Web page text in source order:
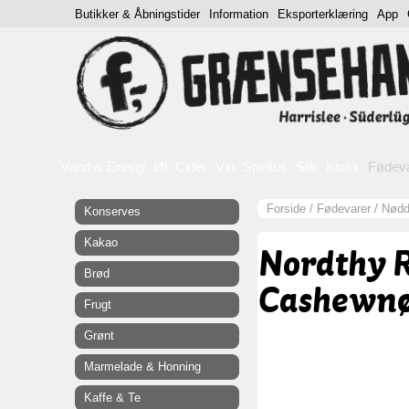
Forside / Fødevarer /
Nordthy
Konserves
Kakao
Brød
Frugt
Grønt
Marmelade & Honning
Kaffe & Te
Butikker & Åbningstider Information Eksporterklæring App